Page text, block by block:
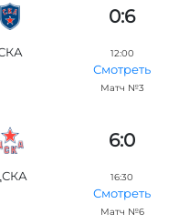
0:6
12:00
Смотреть
Матч №3
6:0
16:30
Смотреть
Матч №6